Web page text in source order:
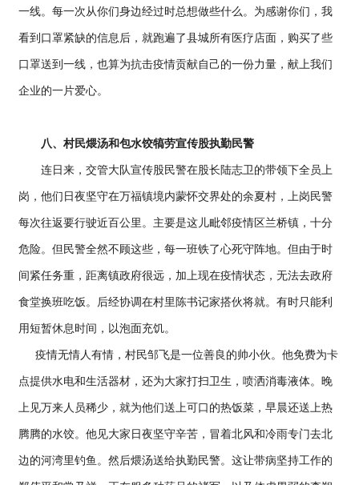
一线。每一次从你们身边经过时总想做些什么。为感谢你们，我
看到口罩紧缺的信息后，就跑遍了县城所有医疗店面，购买了些
口罩送到一线，也算为抗击疫情贡献自己的一份力量，献上我们
企业的一片爱心。
八、村民煨汤和包水饺犒劳宣传股执勤民警
连日来，交管大队宣传股民警在股长陆志卫的带领下全员上
岗，他们日夜坚守在万福镇境内蒙怀交界处的余夏村，上岗民警
每次往返要行驶近百公里。主要是这儿毗邻疫情区兰桥镇，十分
危险。但民警全然不顾这些，每一班铁了心死守阵地。但由于时
间紧任务重，距离镇政府很远，加上现在疫情状态，无法去政府
食堂换班吃饭。后经协调在村里陈书记家搭伙将就。有时只能利
用短暂休息时间，以泡面充饥。
疫情无情人有情，村民邹飞是一位善良的帅小伙。他免费为卡
点提供水电和生活器材，还为大家打扫卫生，喷洒消毒液体。晚
上见万来人员稀少，就为他们送上可口的热饭菜，早晨还送上热
腾腾的水饺。他见大家日夜坚守辛苦，冒着北风和冷雨专门去北
边的河湾里钓鱼。然后煨汤送给执勤民警。这让带病坚持工作的